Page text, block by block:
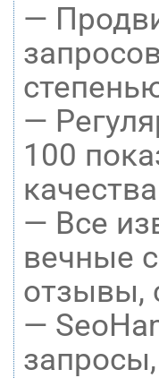
—
—
100
— Все
вечные
отзывы,
—